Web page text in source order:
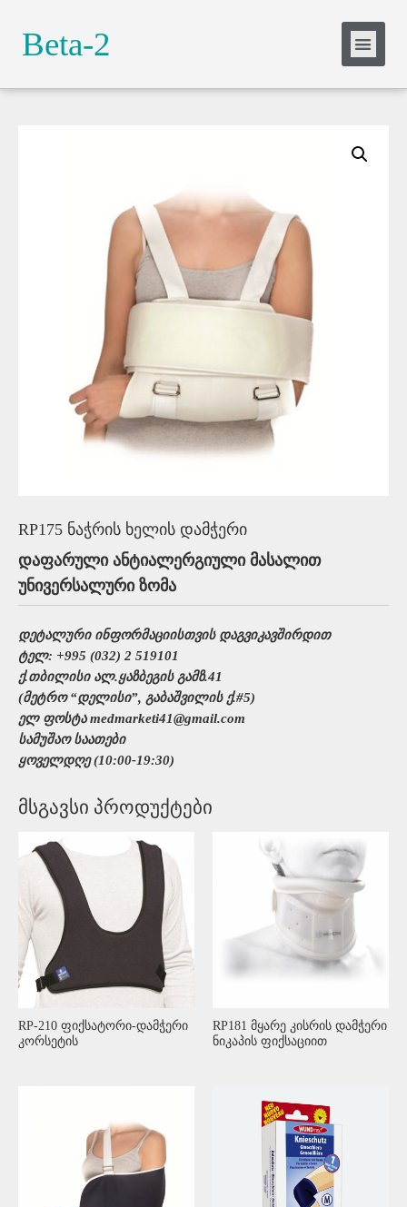
Beta-2
adipiscing elit. Ut elit tellus, luctus nec
RP175 ნაჭრის ხელის დამჭერი
დაფარული ანტიალერგიული მასალით
უნივერსალური ზომა
დეტალური ინფორმაციისთვის დაგვიკავშირდით
ტელ: +995 (032) 2 519101
ქ.თბილისი ალ.ყაზბეგის გამზ.41
(მეტრო “დელისი”, გაბაშვილის ქ.#5)
ელ ფოსტა medmarketi41@gmail.com
სამუშაო საათები
ყოველდღე (10:00-19:30)
მსგავსი პროდუქტები
RP-210 ფიქსატორი-დამჭერი
კორსეტის
RP181 მყარე კისრის დამჭერი
ნიკაპის ფიქსაციით